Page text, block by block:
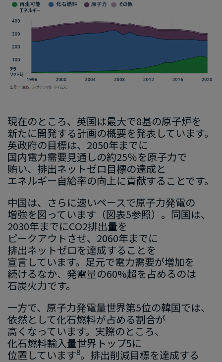
現在の​ところ、​英国は​最大で​8基の​原子炉を​
新たに​開発する​計画の​概要を​発表しています。
英政府の​目標は、 ​2050年までに
国内電力需要見通しの​約25％を​原子力で​
賄い、 ​排出ネットゼロ目標の​達成と​
エネルギー自給率の​向上に​貢献する​ことです。
中国は、 ​さらに​速い​ペースで​原子力発電の
増強を​図っています ​（図表5参照）。 ​同国は、
2030年までに​CO2排出量を​
ピークアウトさせ、 ​2060年までに​
排出ネットゼロを​達成する​ことを​
宣言しています。​足元で​電力需要が​増加を​
続けるなか、 ​発電量の​60%超を​占めるのは​
石炭火力です。
一方で、​原子力発電量世界第5位の​韓国では、​
依然と​して​化石燃料が​占める​割合が​
高くなっています。​実際の​ところ、​
化石燃料輸入量世界トップ5に​
位置しています8。 ​排出削減目標を​達成する​